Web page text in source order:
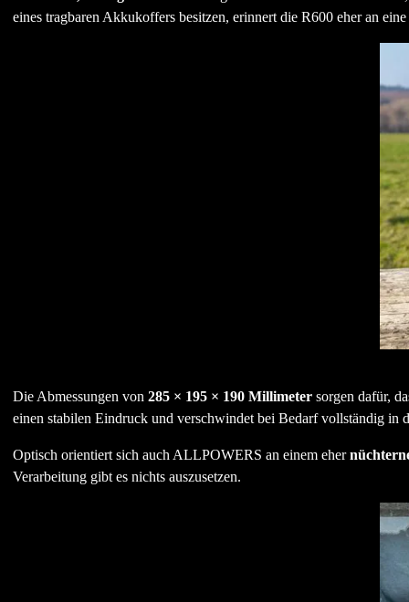
eines tragbaren Akkukoffers besitzen, erinnert die R600 eher an eine
Die Abmessungen von 285 × 195 × 190 Millimeter sorgen dafür,
einen stabilen Eindruck und verschwindet bei Bedarf vollständig in
Optisch orientiert sich auch ALLPOWERS an einem eher
Verarbeitung gibt es nichts auszusetzen.